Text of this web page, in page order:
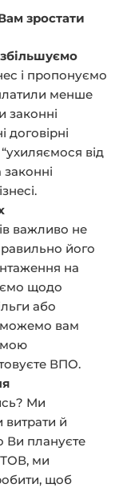
ам зростати
і пропонуємо
менше
законні
договірні
від
важливо не
його
на
щодо
або
вам
ВПО.
Ми
й
Ви плануєте
ТОВ, ми
щоб